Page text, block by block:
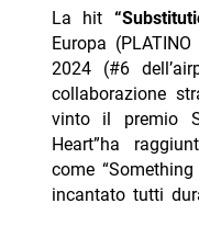
La hit
Europa
2024 (#6
collaborazione
vinto il premio
Heart”ha
come
incantato tutti